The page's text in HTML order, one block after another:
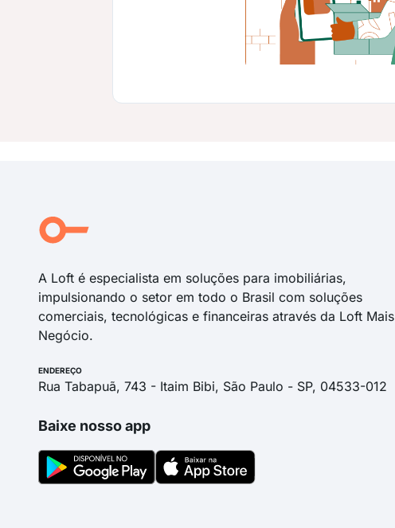
A Loft é especialista em soluções para imobiliárias,
impulsionando o setor em todo o Brasil com soluções
comerciais, tecnológicas e financeiras através da Loft Mais
Negócio.
ENDEREÇO
Rua Tabapuã, 743 - Itaim Bibi, São Paulo - SP, 04533-012
Baixe nosso app